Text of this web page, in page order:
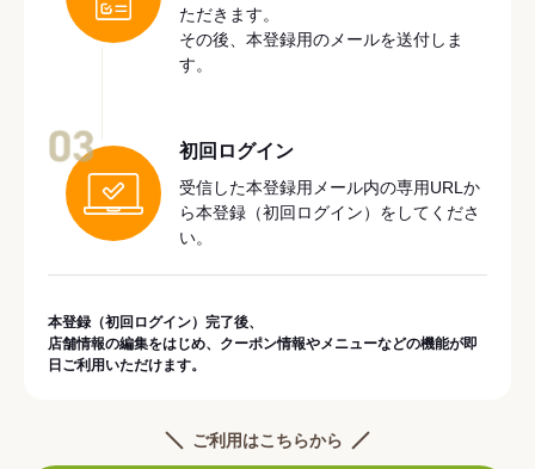
ただきます。
その後、本登録用のメールを送付しま
す。
初回ログイン
受信した本登録用メール内の専用URLか
ら本登録（初回ログイン）をしてくださ
い。
本登録（初回ログイン）完了後、
店舗情報の編集をはじめ、クーポン情報やメニューなどの機能が即
日ご利用いただけます。
ご利用はこちらから